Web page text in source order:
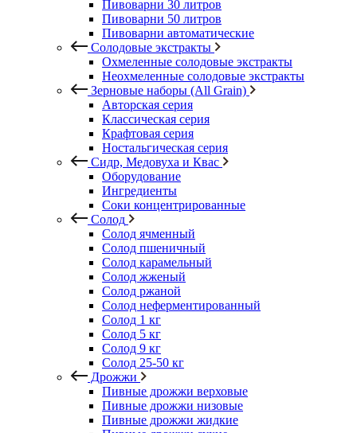
Пивоварни 30 литров
Пивоварни 50 литров
Пивоварни автоматические
Солодовые экстракты
Охмеленные солодовые экстракты
Неохмеленные солодовые экстракты
Зерновые наборы (All Grain)
Авторская серия
Классическая серия
Крафтовая серия
Ностальгическая серия
Сидр, Медовуха и Квас
Оборудование
Ингредиенты
Соки концентрированные
Солод
Солод ячменный
Солод пшеничный
Солод карамельный
Солод жженый
Солод ржаной
Солод неферментированный
Солод 1 кг
Солод 5 кг
Солод 9 кг
Солод 25-50 кг
Дрожжи
Пивные дрожжи верховые
Пивные дрожжи низовые
Пивные дрожжи жидкие